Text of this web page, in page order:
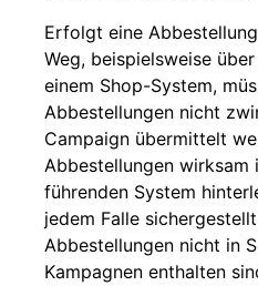
Erfolgt eine
Weg, beispielsweise
einem Shop-System,
Abbestellungen nicht
Campaign übermittelt
Abbestellungen wirksam
führenden System
jedem Falle
Abbestellungen nicht in
Kampagnen enthalten